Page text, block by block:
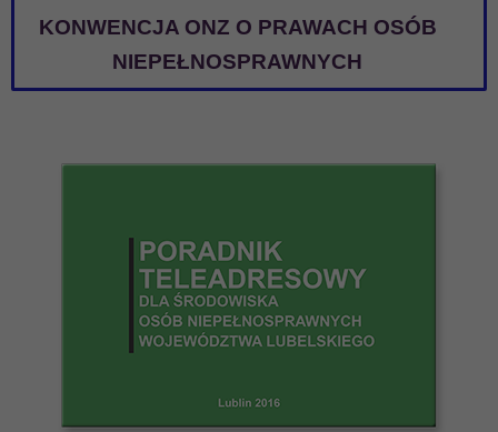
KONWENCJA ONZ O PRAWACH OSÓB
NIEPEŁNOSPRAWNYCH